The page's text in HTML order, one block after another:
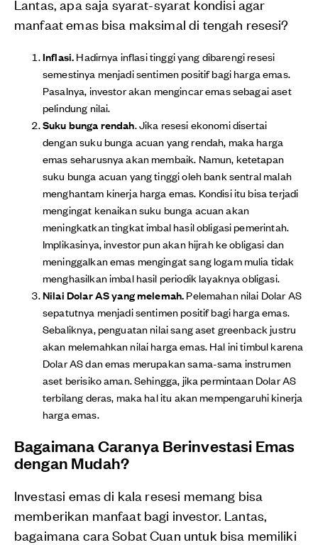
Lantas, apa saja syarat-syarat kondisi agar
manfaat emas bisa maksimal di tengah resesi?
Inflasi.Hadirnya inflasi tinggi yang dibarengi resesi
semestinya menjadi sentimen positif bagi harga emas.
Pasalnya, investor akan mengincar emas sebagai aset
pelindung nilai.
Suku bunga rendah. Jika resesi ekonomi disertai
dengan suku bunga acuan yang rendah, maka harga
emas seharusnya akan membaik. Namun, ketetapan
suku bunga acuan yang tinggi oleh bank sentral malah
menghantam kinerja harga emas. Kondisi itu bisa terjadi
mengingat kenaikan suku bunga acuan akan
meningkatkan tingkat imbal hasil obligasi pemerintah.
Implikasinya, investor pun akan hijrah ke obligasi dan
meninggalkan emas mengingat sang logam mulia tidak
menghasilkan imbal hasil periodik layaknya obligasi.
Nilai Dolar AS yang melemah.Pelemahan nilai Dolar AS
sepatutnya menjadi sentimen positif bagi harga emas.
Sebaliknya, penguatan nilai sang aset greenback justru
akan melemahkan nilai harga emas. Hal ini timbul karena
Dolar AS dan emas merupakan sama-sama instrumen
aset berisiko aman. Sehingga, jika permintaan Dolar AS
terbilang deras, maka hal itu akan mempengaruhi kinerja
harga emas.
Bagaimana Caranya Berinvestasi Emas
dengan Mudah?
Investasi emas di kala resesi memang bisa
memberikan manfaat bagi investor. Lantas,
bagaimana cara Sobat Cuan untuk bisa memiliki